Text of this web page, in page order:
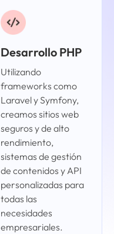
Desarrollo PHP
Utilizando
frameworks como
Laravel y Symfony,
creamos sitios web
seguros y de alto
rendimiento,
sistemas de gestión
de contenidos y API
personalizadas para
todas las
necesidades
empresariales.